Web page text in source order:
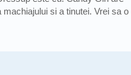
si a tinutei. Vrei sa o